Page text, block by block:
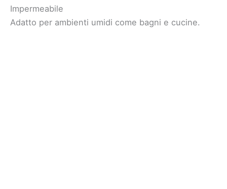
Impermeabile
Adatto per ambienti umidi come bagni e cucine.